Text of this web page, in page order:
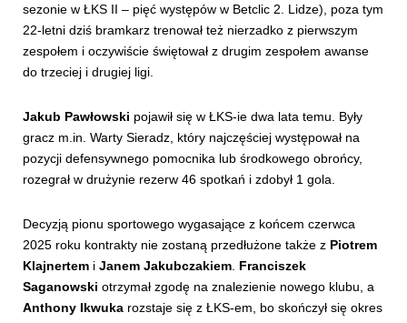
sezonie w ŁKS II – pięć występów w Betclic 2. Lidze), poza tym
22-letni dziś bramkarz trenował też nierzadko z pierwszym
zespołem i oczywiście świętował z drugim zespołem awanse
do trzeciej i drugiej ligi.
Jakub Pawłowski pojawił się w ŁKS-ie dwa lata temu. Były
gracz m.in. Warty Sieradz, który najczęściej występował na
pozycji defensywnego pomocnika lub środkowego obrońcy,
rozegrał w drużynie rezerw 46 spotkań i zdobył 1 gola.
Decyzją pionu sportowego wygasające z końcem czerwca
2025 roku kontrakty nie zostaną przedłużone także z Piotrem
Klajnertem i Janem Jakubczakiem. Franciszek
Saganowski otrzymał zgodę na znalezienie nowego klubu, a
Anthony Ikwuka rozstaje się z ŁKS-em, bo skończył się okres